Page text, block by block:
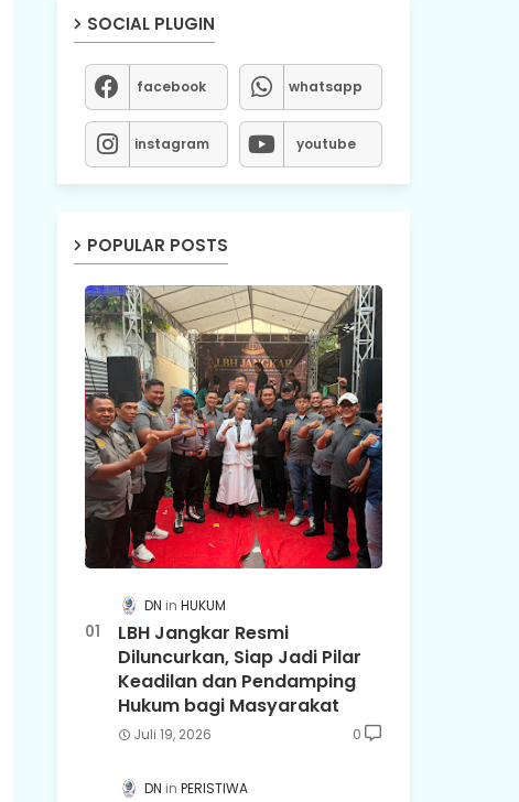
SOCIAL PLUGIN
facebook whatsapp
instagram youtube
POPULAR POSTS
DN HUKUM
LBH Jangkar Resmi
Diluncurkan, Siap Jadi Pilar
Keadilan dan Pendamping
Hukum bagi Masyarakat
Juli 19, 2026 0
DN PERISTIWA